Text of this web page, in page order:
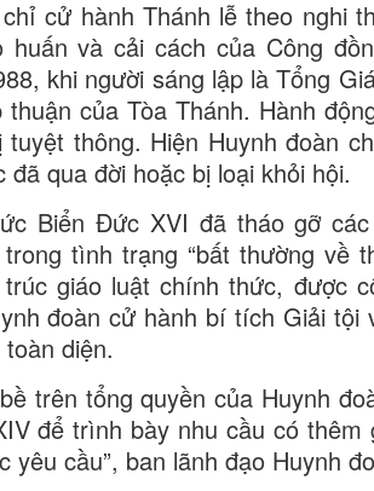
cử hành Thánh lễ theo nghi
và cải cách của Công
khi người sáng lập là Tổng
của Tòa Thánh. Hành
thông. Hiện Huynh đoàn
qua đời hoặc bị loại khỏi hội.
Biển Đức XVI đã tháo gỡ
tình trạng “bất thường về
giáo luật chính thức, được
đoàn cử hành bí tích Giải
diện.
trên tổng quyền của Huynh
để trình bày nhu cầu có
yêu cầu”, ban lãnh đạo Huynh